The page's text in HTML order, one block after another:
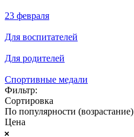
23 февраля
Для воспитателей
Для родителей
Спортивные медали
Фильтр:
Сортировка
По популярности (возрастание)
Цена